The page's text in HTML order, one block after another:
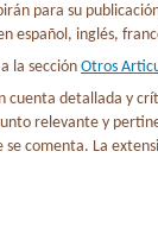
para su
español, inglés,
la sección Otros
cuenta detallada y
relevante y
comenta. La